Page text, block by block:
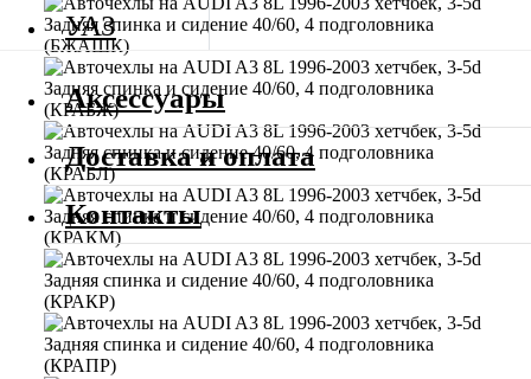
УАЗ
Аксессуары
Доставка и оплата
Контакты